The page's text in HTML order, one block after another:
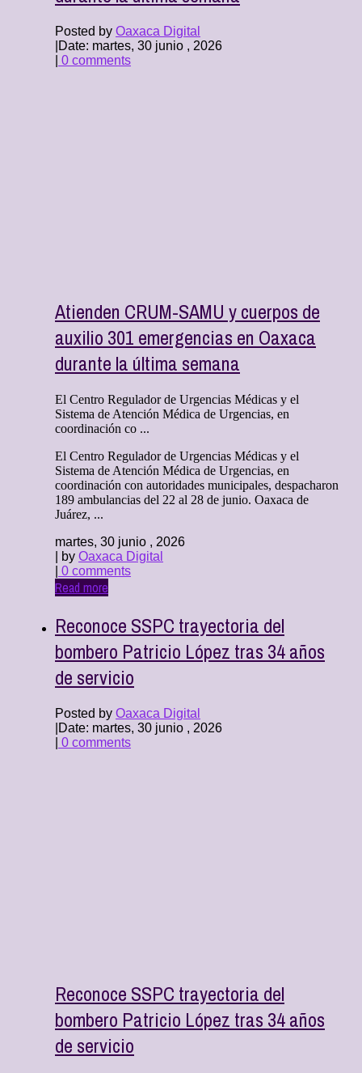
Posted by Oaxaca Digital
Date: martes, 30 junio , 2026
0 comments
Atienden CRUM-SAMU y cuerpos de
auxilio 301 emergencias en Oaxaca
durante la última semana
El Centro Regulador de Urgencias Médicas y el
Sistema de Atención Médica de Urgencias, en
coordinación co ...
El Centro Regulador de Urgencias Médicas y el
Sistema de Atención Médica de Urgencias, en
coordinación con autoridades municipales, despacharon
189 ambulancias del 22 al 28 de junio. Oaxaca de
Juárez, ...
martes, 30 junio , 2026
| by Oaxaca Digital
0 comments
Read more
Reconoce SSPC trayectoria del
bombero Patricio López tras 34 años
de servicio
Posted by Oaxaca Digital
Date: martes, 30 junio , 2026
0 comments
Reconoce SSPC trayectoria del
bombero Patricio López tras 34 años
de servicio